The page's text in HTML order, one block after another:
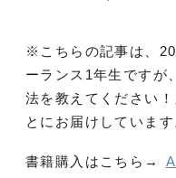
※こちらの記事は、
ーランス1年生ですが
法を教えてください
とにお届けしています
書籍購入はこちら→